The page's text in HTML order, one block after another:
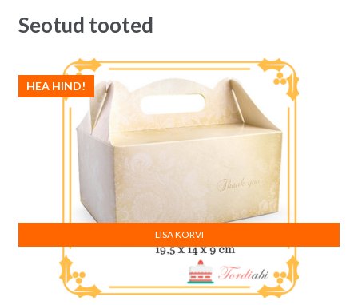
Seotud tooted
HEA HIND!
LISA KORVI